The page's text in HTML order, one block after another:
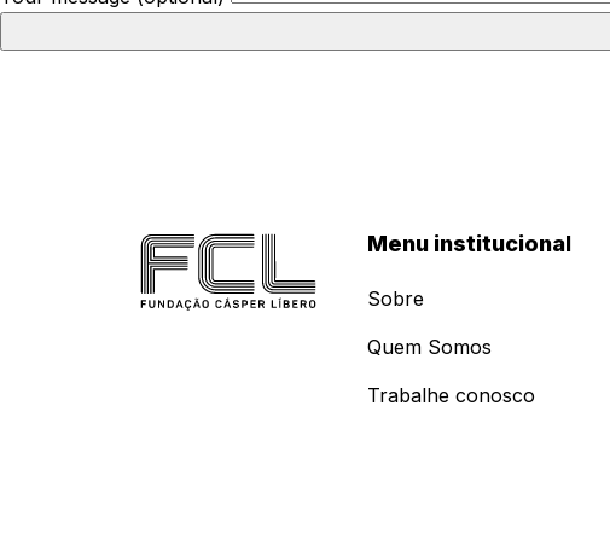
Menu institucional
Sobre
Quem Somos
Trabalhe conosco